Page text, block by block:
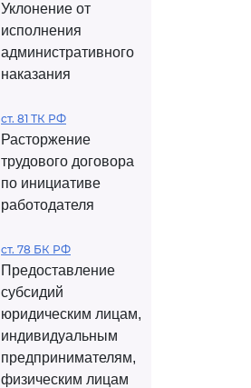
Уклонение от
исполнения
административного
наказания
ст. 81 ТК РФ
Расторжение
трудового договора
по инициативе
работодателя
ст. 78 БК РФ
Предоставление
субсидий
юридическим лицам,
индивидуальным
предпринимателям,
физическим лицам